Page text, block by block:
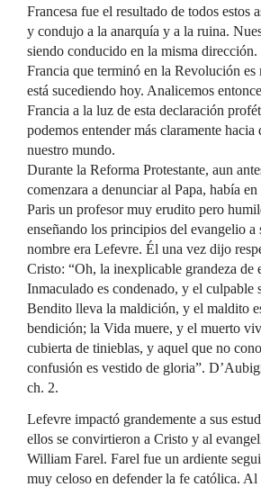
Francesa fue el resultado de todos estos
y condujo a la anarquía y a la ruina.
siendo conducido en la misma
Francia que terminó en la Revolución
está sucediendo hoy. Analicemos
Francia a la luz de esta declaración
podemos entender más claramente hacia
nuestro mundo.
Durante la Reforma Protestante, aun
comenzara a denunciar al Papa, había
Paris un profesor muy erudito pero
enseñando los principios del evangelio a
nombre era Lefevre. Él una vez dijo
Cristo: “Oh, la inexplicable grandeza de
Inmaculado es condenado, y el culpable
Bendito lleva la maldición, y el maldito
bendición; la Vida muere, y el muerto
cubierta de tinieblas, y aquel que no
confusión es vestido de gloria”.
ch. 2.
Lefevre impactó grandemente a sus
ellos se convirtieron a Cristo y al
William Farel. Farel fue un ardiente
muy celoso en defender la fe católica.